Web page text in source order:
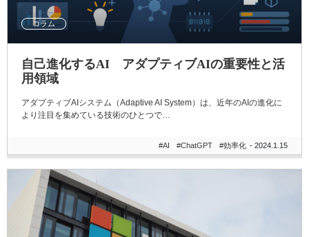
コラム
自己進化するAI アダプティブAIの重要性と活
用領域
アダプティブAIシステム（Adaptive AI System）は、近年のAIの進化に
より注目を集めている技術のひとつで…
#AI #ChatGPT #効率化 - 2024.1.15